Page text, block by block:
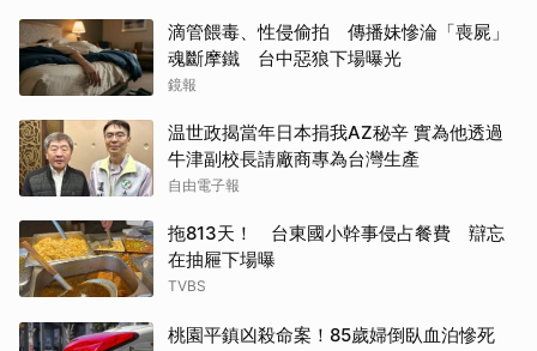
滴管餵毒、性侵偷拍 傳播妹慘淪「喪屍」
魂斷摩鐵 台中惡狼下場曝光
鏡報
温世政揭當年日本捐我AZ秘辛 實為他透過
牛津副校長請廠商專為台灣生產
自由電子報
拖813天！ 台東國小幹事侵占餐費 辯忘
在抽屜下場曝
TVBS
桃園平鎮凶殺命案！85歲婦倒臥血泊慘死